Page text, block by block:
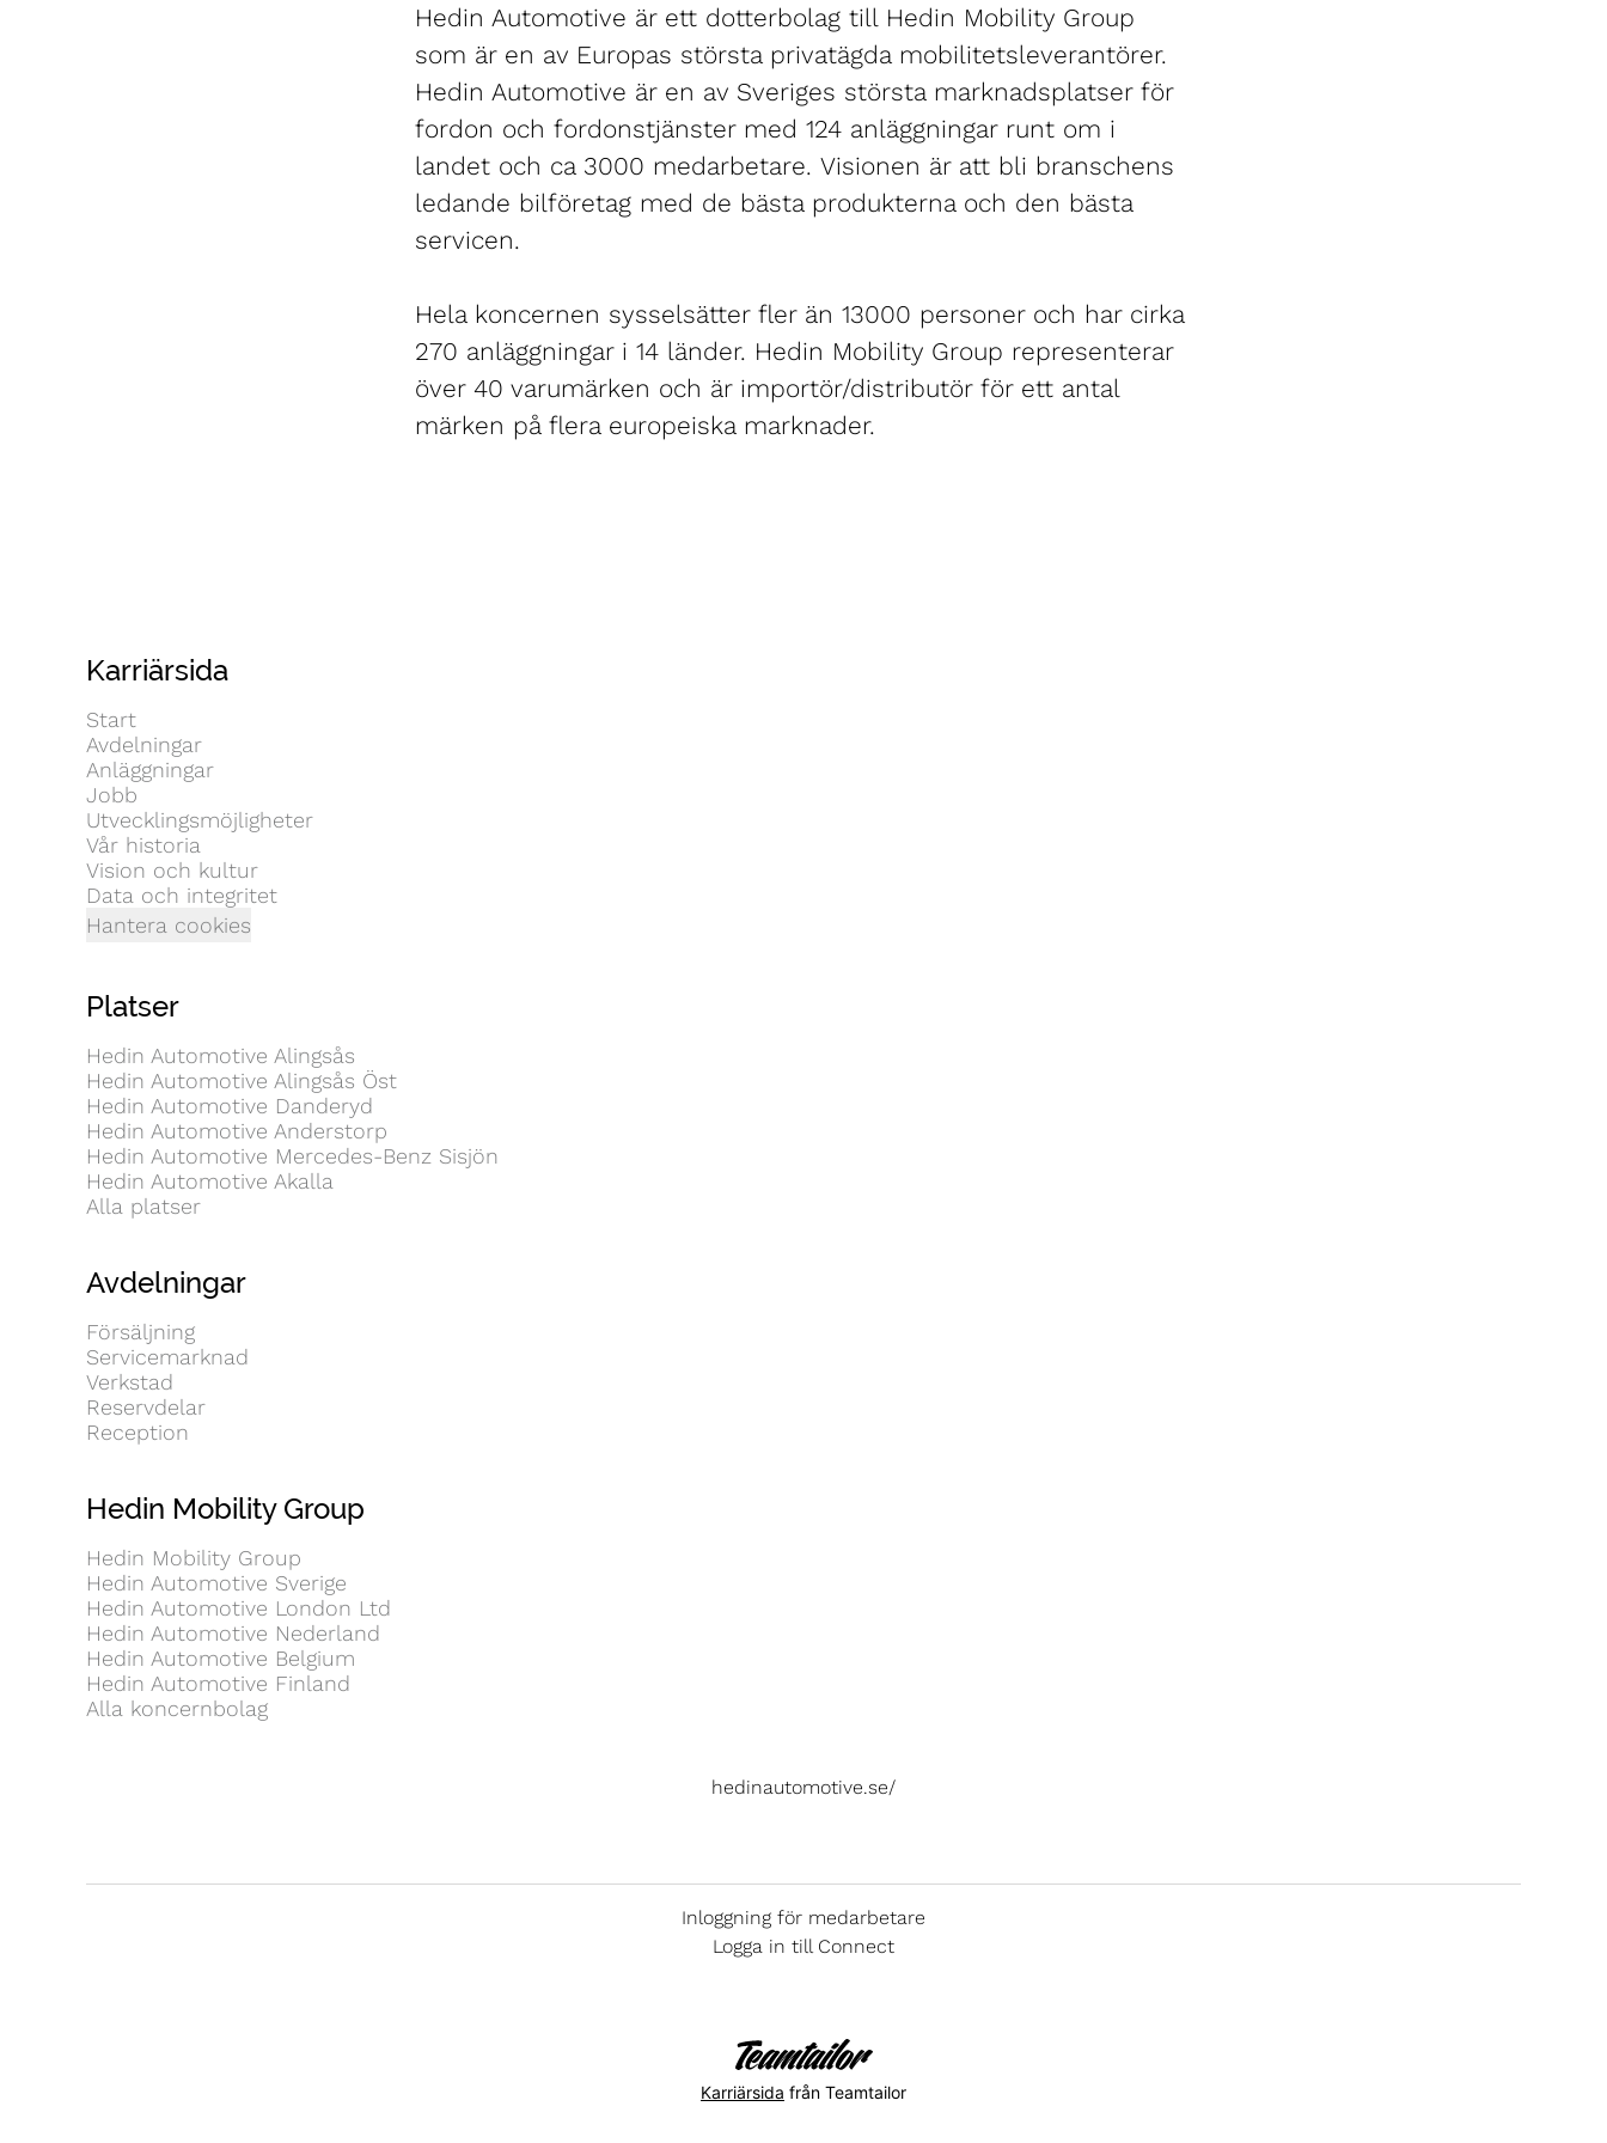
Hedin Automotive är ett dotterbolag till Hedin Mobility Group
som är en av Europas största privatägda mobilitetsleverantörer.
Hedin Automotive är en av Sveriges största marknadsplatser för
fordon och fordonstjänster med 124 anläggningar runt om i
landet och ca 3000 medarbetare. Visionen är att bli branschens
ledande bilföretag med de bästa produkterna och den bästa
servicen.
Hela koncernen sysselsätter fler än 13000 personer och har cirka
270 anläggningar i 14 länder. Hedin Mobility Group representerar
över 40 varumärken och är importör/distributör för ett antal
märken på flera europeiska marknader.
Karriärsida
Start
Avdelningar
Anläggningar
Jobb
Utvecklingsmöjligheter
Vår historia
Vision och kultur
Data och integritet
Hantera cookies
Platser
Hedin Automotive Alingsås
Hedin Automotive Alingsås Öst
Hedin Automotive Danderyd
Hedin Automotive Anderstorp
Hedin Automotive Mercedes-Benz Sisjön
Hedin Automotive Akalla
Alla platser
Avdelningar
Försäljning
Servicemarknad
Verkstad
Reservdelar
Reception
Hedin Mobility Group
Hedin Mobility Group
Hedin Automotive Sverige
Hedin Automotive London Ltd
Hedin Automotive Nederland
Hedin Automotive Belgium
Hedin Automotive Finland
Alla koncernbolag
hedinautomotive.se/
Inloggning för medarbetare
Logga in till Connect
Karriärsida från Teamtailor